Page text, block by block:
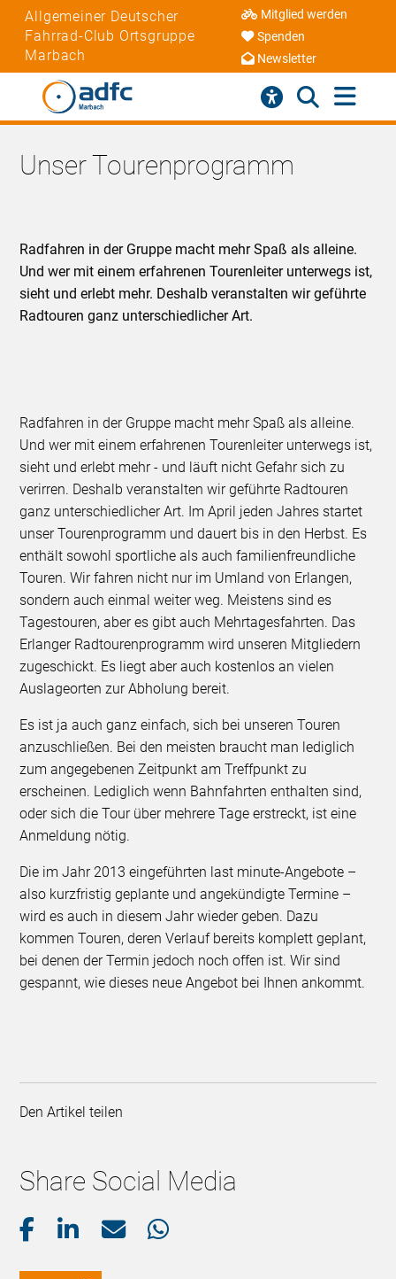
Allgemeiner Deutscher
Fahrrad-Club Ortsgruppe
Marbach
Mitglied werden
Spenden
Newsletter
Unser Tourenprogramm
Radfahren in der Gruppe macht mehr Spaß als alleine.
Und wer mit einem erfahrenen Tourenleiter unterwegs ist,
sieht und erlebt mehr. Deshalb veranstalten wir geführte
Radtouren ganz unterschiedlicher Art.
Radfahren in der Gruppe macht mehr Spaß als alleine.
Und wer mit einem erfahrenen Tourenleiter unterwegs ist,
sieht und erlebt mehr - und läuft nicht Gefahr sich zu
verirren. Deshalb veranstalten wir geführte Radtouren
ganz unterschiedlicher Art. Im April jeden Jahres startet
unser Tourenprogramm und dauert bis in den Herbst. Es
enthält sowohl sportliche als auch familienfreundliche
Touren. Wir fahren nicht nur im Umland von Erlangen,
sondern auch einmal weiter weg. Meistens sind es
Tagestouren, aber es gibt auch Mehrtagesfahrten. Das
Erlanger Radtourenprogramm wird unseren Mitgliedern
zugeschickt. Es liegt aber auch kostenlos an vielen
Auslageorten zur Abholung bereit.
Es ist ja auch ganz einfach, sich bei unseren Touren
anzuschließen. Bei den meisten braucht man lediglich
zum angegebenen Zeitpunkt am Treffpunkt zu
erscheinen. Lediglich wenn Bahnfahrten enthalten sind,
oder sich die Tour über mehrere Tage erstreckt, ist eine
Anmeldung nötig.
Die im Jahr 2013 eingeführten last minute-Angebote –
also kurzfristig geplante und angekündigte Termine –
wird es auch in diesem Jahr wieder geben. Dazu
kommen Touren, deren Verlauf bereits komplett geplant,
bei denen der Termin jedoch noch offen ist. Wir sind
gespannt, wie dieses neue Angebot bei Ihnen ankommt.
Den Artikel teilen
Share Social Media